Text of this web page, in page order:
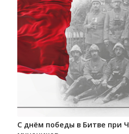
С днём победы в Битве при